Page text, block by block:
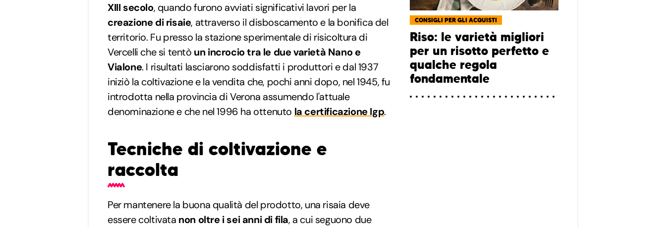
XIII secolo, quando furono avviati significativi lavori per la
creazione di risaie, attraverso il disboscamento e la bonifica del
territorio. Fu presso la stazione sperimentale di risicoltura di
Vercelli che si tentò un incrocio tra le due varietà Nano e
Vialone. I risultati lasciarono soddisfatti i produttori e dal 1937
iniziò la coltivazione e la vendita che, pochi anni dopo, nel 1945, fu
introdotta nella provincia di Verona assumendo l'attuale
denominazione e che nel 1996 ha ottenuto la certificazione Igp.
Tecniche di coltivazione e
raccolta
Per mantenere la buona qualità del prodotto, una risaia deve
essere coltivata non oltre i sei anni di fila, a cui seguono due
CONSIGLI PER GLI ACQUISTI
Riso: le varietà migliori
per un risotto perfetto e
qualche regola
fondamentale